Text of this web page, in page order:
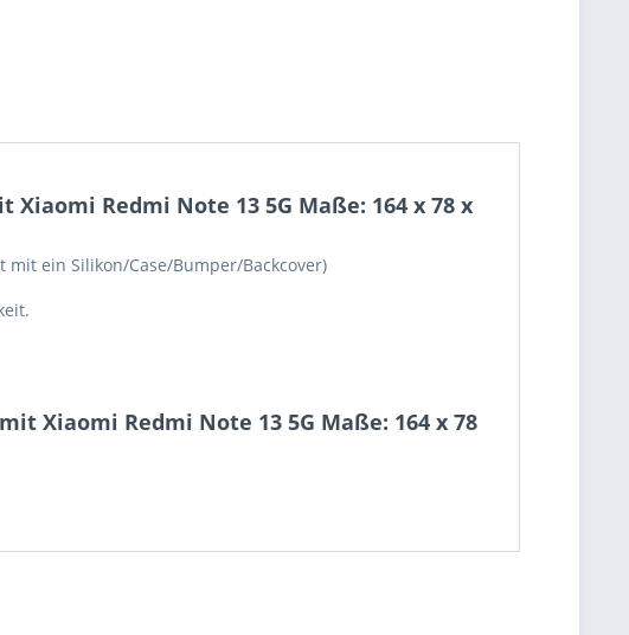
Redmi Note 13 5G Maße: 164 x 78 x
mit ein Silikon/Case/Bumper/Backcover)
Xiaomi Redmi Note 13 5G Maße: 164 x 78